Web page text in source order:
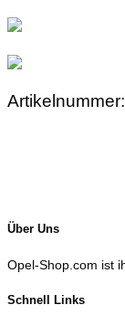
Über Uns
Opel-Shop.com ist
Schnell Links